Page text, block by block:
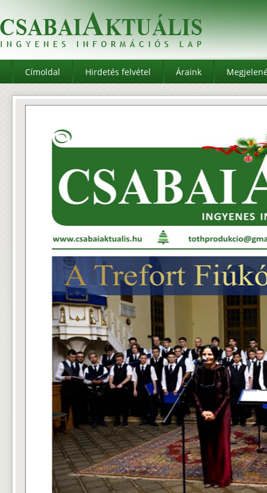
Címoldal Hirdetés felvétel Áraink